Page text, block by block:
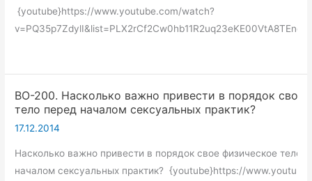
{youtube}https://www.youtube.com/watch?
ВО-200. Насколько важно привести в порядок свое
тело перед началом сексуальных практик?
17.12.2014
Насколько важно привести в порядок свое физическое тело
началом сексуальных практик? {youtube}https://